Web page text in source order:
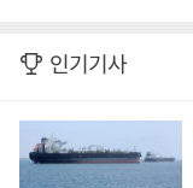
인기기사